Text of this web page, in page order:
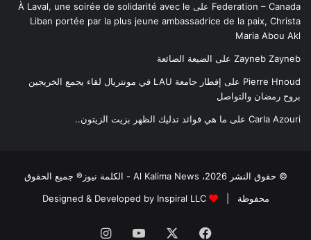
Federation – Canada على À Laval, une soirée de solidarité avec le
Liban portée par la plus jeune ambassadrice de la paix, Christa
Maria Abou Akl
Zayneb Zayneb على الضيعة الضائعة
Pierre Hnoud على
إفطار جامعة LAU في مونتريال لقاء يجمع الخريجين
بروح رمضان والتواصل
Carla Azouri على ما هي فوائد تدليك الظهر بزيت الزيتون..
© حقوق النشر 2026، Al Kalima News - الكلمة نيوز® جميع الحقوق
محفوظة |
Designed & Developed by Inspiral LLC
فيسبوك ‫YouTube